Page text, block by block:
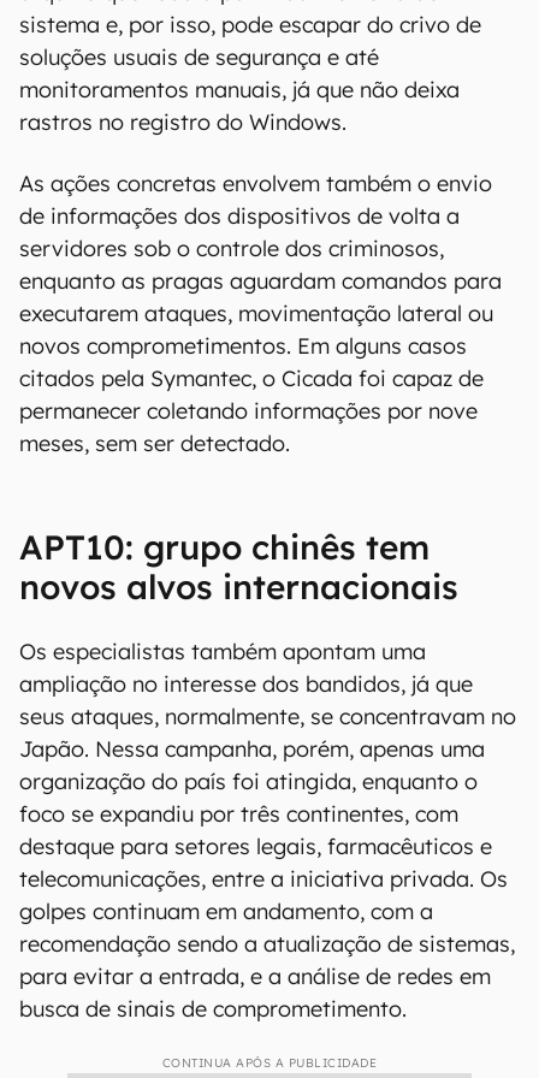
sistema e, por isso, pode escapar do crivo de
soluções usuais de segurança e até
monitoramentos manuais, já que não deixa
rastros no registro do Windows.
As ações concretas envolvem também o envio
de informações dos dispositivos de volta a
servidores sob o controle dos criminosos,
enquanto as pragas aguardam comandos para
executarem ataques, movimentação lateral ou
novos comprometimentos. Em alguns casos
citados pela Symantec, o Cicada foi capaz de
permanecer coletando informações por nove
meses, sem ser detectado.
APT10: grupo chinês tem
novos alvos internacionais
Os especialistas também apontam uma
ampliação no interesse dos bandidos, já que
seus ataques, normalmente, se concentravam no
Japão. Nessa campanha, porém, apenas uma
organização do país foi atingida, enquanto o
foco se expandiu por três continentes, com
destaque para setores legais, farmacêuticos e
telecomunicações, entre a iniciativa privada. Os
golpes continuam em andamento, com a
recomendação sendo a atualização de sistemas,
para evitar a entrada, e a análise de redes em
busca de sinais de comprometimento.
CONTINUA APÓS A PUBLICIDADE